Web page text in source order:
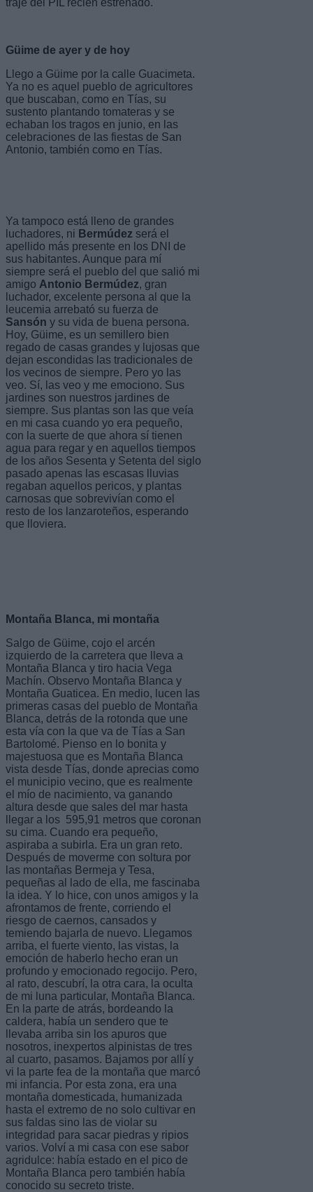
Güime de ayer y de hoy
Llego a Güime por la calle Guacimeta.
Ya no es aquel pueblo de agricultores
que buscaban, como en Tías, su
sustento plantando tomateras y se
echaban los tragos en junio, en las
celebraciones de las fiestas de San
Antonio, también como en Tías.
Ya tampoco está lleno de grandes
luchadores, ni Bermúdez será el
apellido más presente en los DNI de
sus habitantes. Aunque para mí
siempre será el pueblo del que salió mi
amigo Antonio Bermúdez, gran
luchador, excelente persona al que la
leucemia arrebató su fuerza de
Sansón y su vida de buena persona.
Hoy, Güime, es un semillero bien
regado de casas grandes y lujosas que
dejan escondidas las tradicionales de
los vecinos de siempre. Pero yo las
veo. Sí, las veo y me emociono. Sus
jardines son nuestros jardines de
siempre. Sus plantas son las que veía
en mi casa cuando yo era pequeño,
con la suerte de que ahora sí tienen
agua para regar y en aquellos tiempos
de los años Sesenta y Setenta del siglo
pasado apenas las escasas lluvias
regaban aquellos pericos, y plantas
carnosas que sobrevivían como el
resto de los lanzaroteños, esperando
que lloviera.
Montaña Blanca, mi montaña
Salgo de Güime, cojo el arcén
izquierdo de la carretera que lleva a
Montaña Blanca y tiro hacia Vega
Machín. Observo Montaña Blanca y
Montaña Guaticea. En medio, lucen las
primeras casas del pueblo de Montaña
Blanca, detrás de la rotonda que une
esta vía con la que va de Tías a San
Bartolomé. Pienso en lo bonita y
majestuosa que es Montaña Blanca
vista desde Tías, donde aprecias como
el municipio vecino, que es realmente
el mío de nacimiento, va ganando
altura desde que sales del mar hasta
llegar a los 595,91 metros que coronan
su cima. Cuando era pequeño,
aspiraba a subirla. Era un gran reto.
Después de moverme con soltura por
las montañas Bermeja y Tesa,
pequeñas al lado de ella, me fascinaba
la idea. Y lo hice, con unos amigos y la
afrontamos de frente, corriendo el
riesgo de caernos, cansados y
temiendo bajarla de nuevo. Llegamos
arriba, el fuerte viento, las vistas, la
emoción de haberlo hecho eran un
profundo y emocionado regocijo. Pero,
al rato, descubrí, la otra cara, la oculta
de mi luna particular, Montaña Blanca.
En la parte de atrás, bordeando la
caldera, había un sendero que te
llevaba arriba sin los apuros que
nosotros, inexpertos alpinistas de tres
al cuarto, pasamos. Bajamos por allí y
vi la parte fea de la montaña que marcó
mi infancia. Por esta zona, era una
montaña domesticada, humanizada
hasta el extremo de no solo cultivar en
sus faldas sino las de violar su
integridad para sacar piedras y ripios
varios. Volví a mi casa con ese sabor
agridulce: había estado en el pico de
Montaña Blanca pero también había
conocido su secreto triste.